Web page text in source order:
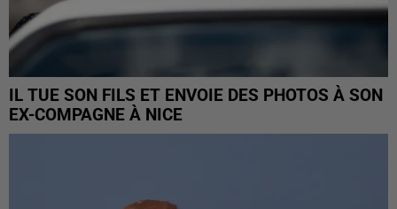
IL TUE SON FILS ET ENVOIE DES PHOTOS À SON
EX-COMPAGNE À NICE